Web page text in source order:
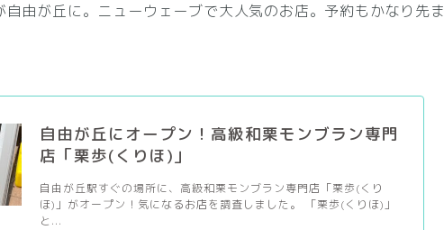
由が丘に。ニューウェーブで大人気のお店。予約もかなり先ま
自由が丘にオープン！高級和栗モンブラン専門
店「栗歩(くりほ)」
自由が丘駅すぐの場所に、高級和栗モンブラン専門店「栗歩(くり
ほ)」がオープン！気になるお店を調査しました。 「栗歩(くりほ)」
と...